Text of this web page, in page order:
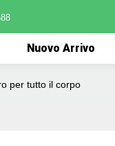
Nuovo Arrivo
per tutto il corpo